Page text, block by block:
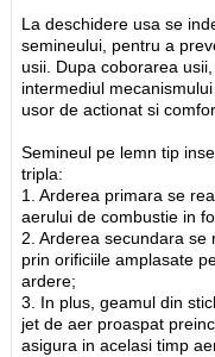
La deschidere usa se
semineului, pentru a
usii. Dupa coborarea
intermediul
usor de actionat si
Semineul pe lemn tip
tripla:
1. Arderea primara se
aerului de combustie in
2. Arderea secundara
prin orificiile amplasate
ardere;
3. In plus, geamul din
jet de aer proaspat
asigura in acelasi timp